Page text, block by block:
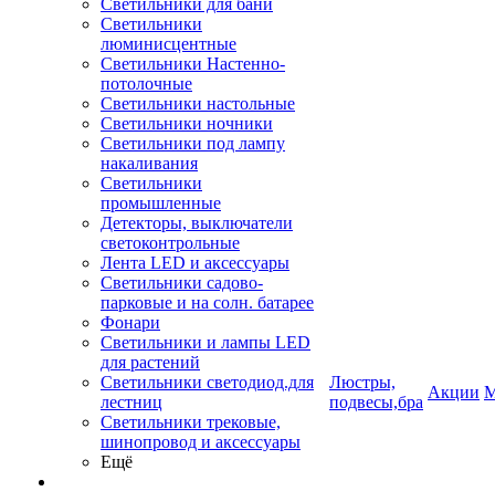
Светильники для бани
Светильники
люминисцентные
Светильники Настенно-
потолочные
Светильники настольные
Светильники ночники
Светильники под лампу
накаливания
Светильники
промышленные
Детекторы, выключатели
светоконтрольные
Лента LED и аксессуары
Светильники садово-
парковые и на солн. батарее
Фонари
Светильники и лампы LED
для растений
Светильники светодиод.для
лестниц
Светильники трековые,
шинопровод и аксессуары
Ещё
Люстры,
подвесы,бра
Акции